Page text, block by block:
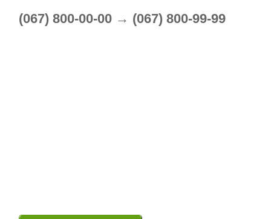
(067) 800-00-00 → (067) 800-99-99